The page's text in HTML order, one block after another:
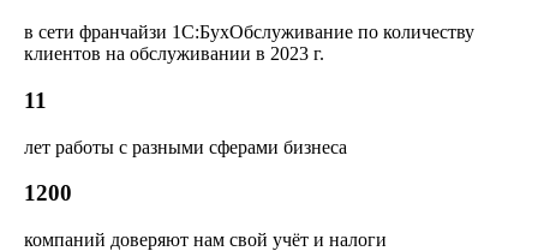
в сети франчайзи 1С:БухОбслуживание по количеству
клиентов на обслуживании в 2023 г.
11
лет работы с разными сферами бизнеса
1200
компаний доверяют нам свой учёт и налоги